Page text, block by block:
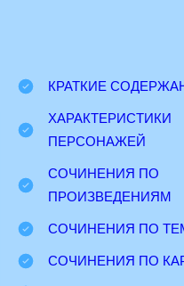
КРАТКИЕ
ХАРАКТЕРИСТИКИ
ПЕРСОНАЖЕЙ
СОЧИНЕНИЯ ПО
ПРОИЗВЕДЕНИЯМ
СОЧИНЕНИЯ ПО
СОЧИНЕНИЯ ПО